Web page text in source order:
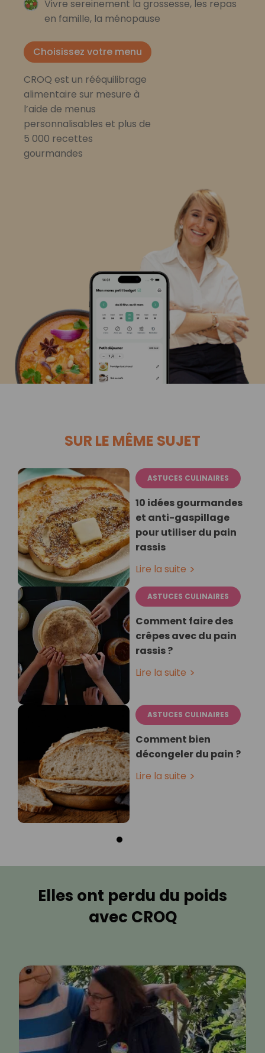
Vivre sereinement la grossesse, les repas
en famille, la ménopause
Choisissez votre menu
CROQ est un rééquilibrage
alimentaire sur mesure à
l’aide de menus
personnalisables et plus de
5 000 recettes
gourmandes
SUR LE MÊME SUJET
ASTUCES CULINAIRES
10 idées gourmandes
et anti-gaspillage
pour utiliser du pain
rassis
Lire la suite
ASTUCES CULINAIRES
Comment faire des
crêpes avec du pain
rassis ?
Lire la suite
ASTUCES CULINAIRES
Comment bien
décongeler du pain ?
Lire la suite
Elles ont perdu du poids
avec CROQ